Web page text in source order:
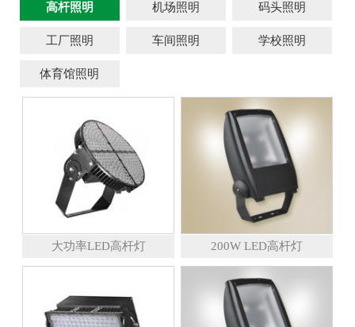
高杆照明 机场照明 码头照明
工厂照明 车间照明 学校照明
体育馆照明
大功率LED高杆灯 200W LED高杆灯